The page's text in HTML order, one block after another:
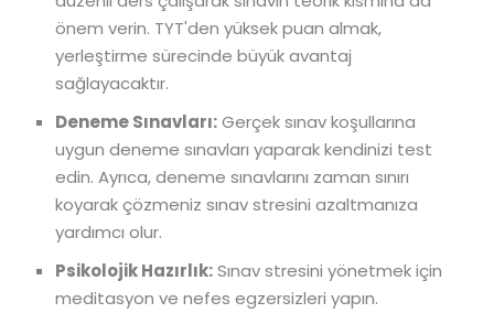
önem verin. TYT'den yüksek puan almak,
yerleştirme sürecinde büyük avantaj
sağlayacaktır.
Deneme Sınavları:Gerçek sınav koşullarına
uygun deneme sınavları yaparak kendinizi test
edin. Ayrıca, deneme sınavlarını zaman sınırı
koyarak çözmeniz sınav stresini azaltmanıza
yardımcı olur.
Psikolojik Hazırlık:Sınav stresini yönetmek için
meditasyon ve nefes egzersizleri yapın.